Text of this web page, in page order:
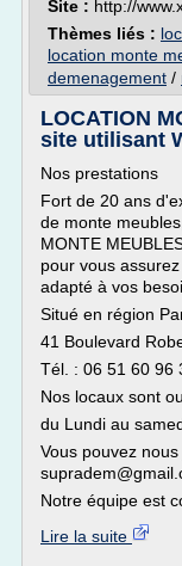
Site : http://
Thèmes liés :
location monte
demenagement /
LOCATION
site utilisant
Nos prestations
Fort de 20 ans
de monte
MONTE
pour vous
adapté à vos
Situé en région
41 Boulevard
Tél. : 06 51 60 96
Nos locaux sont
du Lundi au
Vous pouvez
Notre équipe est
Lire la suite